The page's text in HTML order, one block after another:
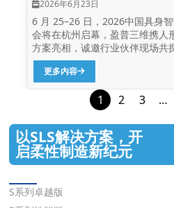
盈普材料团队基于共聚尼龙工艺
其具备如下过硬的性能指标： ·
2026年6月23日
6 月 25–26 日，2026中国具身
会将在杭州启幕，盈普三维携人
方案亮相，诚邀行业伙伴现场共
新和产业化落地新路径。 作为聚焦具身智能与人形机器人
产业发展的专业交流平台，本届
境”为主题，围绕人形机器人智
趋势，汇聚250+顶尖科研院所
企业、科研机构及行业伙伴，共
技术创新与应用落地。 随着具身智能与人形机器人产业加
速发展，机器人零部件在结构设
迭代等方面提出了更高要求。
更多内容
1 2 3 …
以SLS解决方案，开
启柔性制造新纪元
S系列卓越版